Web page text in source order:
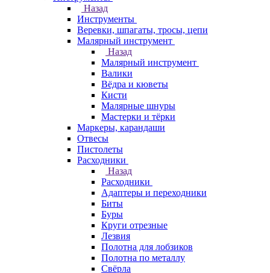
Назад
Инструменты
Веревки, шпагаты, тросы, цепи
Малярный инструмент
Назад
Малярный инструмент
Валики
Вёдра и кюветы
Кисти
Малярные шнуры
Мастерки и тёрки
Маркеры, карандаши
Отвесы
Пистолеты
Расходники
Назад
Расходники
Адаптеры и переходники
Биты
Буры
Круги отрезные
Лезвия
Полотна для лобзиков
Полотна по металлу
Свёрла